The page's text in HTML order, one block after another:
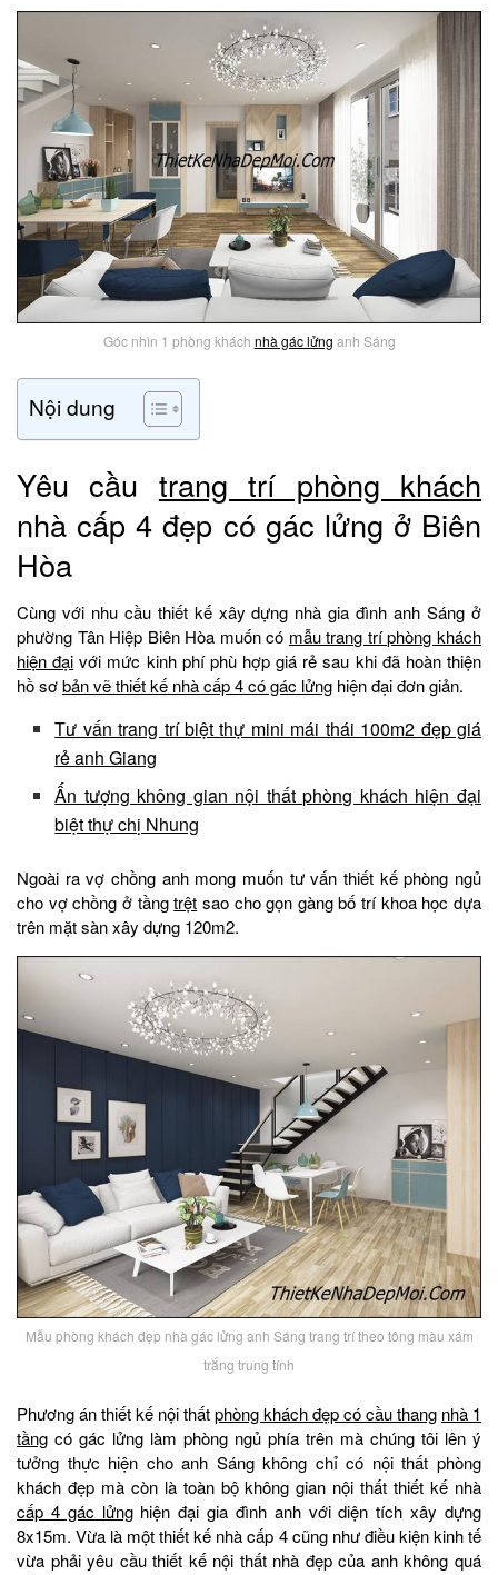
Góc nhìn 1 phòng khách nhà gác lửng anh Sáng
Nội dung
Yêu cầu trang trí phòng khách
nhà cấp 4 đẹp có gác lửng ở Biên
Hòa
Cùng với nhu cầu thiết kế xây dựng nhà gia đình anh Sáng ở
phường Tân Hiệp Biên Hòa muốn có mẫu trang trí phòng khách
hiện đại với mức kinh phí phù hợp giá rẻ sau khi đã hoàn thiện
hồ sơbản vẽ thiết kế nhà cấp 4 có gác lửng hiện đại đơn giản.
Tư vấn trang trí biệt thự mini mái thái 100m2 đẹp giá
rẻ anh Giang
Ấn tượng không gian nội thất phòng khách hiện đại
biệt thự chị Nhung
Ngoài ra vợ chồng anh mong muốn tư vấn thiết kế phòng ngủ
cho vợ chồng ở tầngtrệt sao cho gọn gàng bố trí khoa học dựa
trên mặt sàn xây dựng 120m2.
Mẫu phòng khách đẹp nhà gác lửng anh Sáng trang trí theo tông màu xám
trắng trung tính
Phương án thiết kế nội thấtphòng khách đẹp có cầu thang nhà 1
tầng có gác lửng làm phòng ngủ phía trên mà chúng tôi lên ý
tưởng thực hiện cho anh Sáng không chỉ có nội thất phòng
khách đẹp mà còn là toàn bộ không gian nội thất thiết kế nhà
cấp 4 gác lửnghiện đại gia đình anh với diện tích xây dựng
8x15m. Vừa là một thiết kế nhà cấp 4 cũng như điều kiện kinh tế
vừa phải yêu cầu thiết kế nội thất nhà đẹp của anh không quá